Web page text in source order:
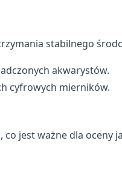
stabilnego
akwarystów.
cyfrowych mierników.
jest ważne dla oceny